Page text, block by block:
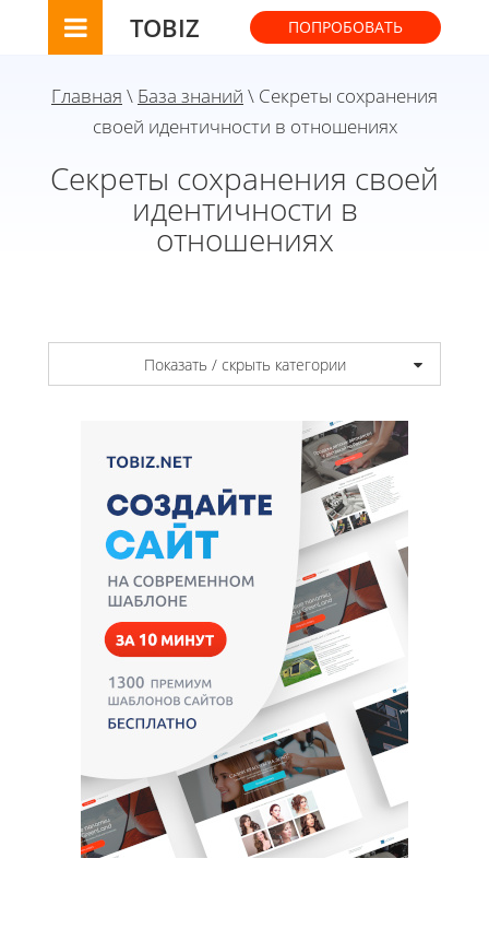
TOBIZ ПОПРОБОВАТЬ
Главная \ База знаний \ Секреты сохранения
своей идентичности в отношениях
Секреты сохранения своей
идентичности в
отношениях
Показать / скрыть категории